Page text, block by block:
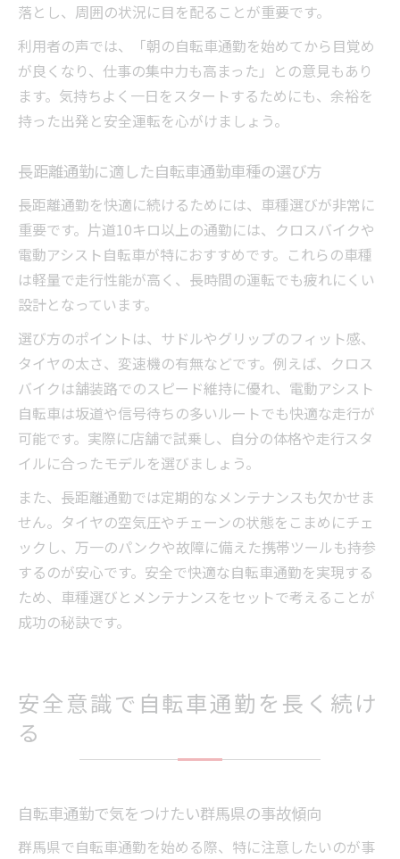
落とし、周囲の状況に目を配ることが重要です。
利用者の声では、「朝の自転車通勤を始めてから目覚め
が良くなり、仕事の集中力も高まった」との意見もあり
ます。気持ちよく一日をスタートするためにも、余裕を
持った出発と安全運転を心がけましょう。
長距離通勤に適した自転車通勤車種の選び方
長距離通勤を快適に続けるためには、車種選びが非常に
重要です。片道10キロ以上の通勤には、クロスバイクや
電動アシスト自転車が特におすすめです。これらの車種
は軽量で走行性能が高く、長時間の運転でも疲れにくい
設計となっています。
選び方のポイントは、サドルやグリップのフィット感、
タイヤの太さ、変速機の有無などです。例えば、クロス
バイクは舗装路でのスピード維持に優れ、電動アシスト
自転車は坂道や信号待ちの多いルートでも快適な走行が
可能です。実際に店舗で試乗し、自分の体格や走行スタ
イルに合ったモデルを選びましょう。
また、長距離通勤では定期的なメンテナンスも欠かせま
せん。タイヤの空気圧やチェーンの状態をこまめにチェ
ックし、万一のパンクや故障に備えた携帯ツールも持参
するのが安心です。安全で快適な自転車通勤を実現する
ため、車種選びとメンテナンスをセットで考えることが
成功の秘訣です。
安全意識で自転車通勤を長く続け
る
自転車通勤で気をつけたい群馬県の事故傾向
群馬県で自転車通勤を始める際、特に注意したいのが事